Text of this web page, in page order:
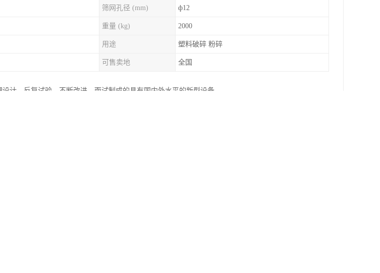
筛网孔径 (mm) ф12
重量 (kg) 2000
用途 塑料破碎 粉碎
可售卖地 全国
计，反复试验，不断改进，而试制成的具有国内外水平的新型设备。